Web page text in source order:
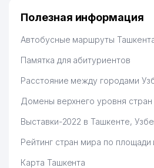
Hamida 03.08.2026 12:45:39
Полезная информация
Автобусные маршруты
Памятка для абитуриентов
Расстояние между городами
Домены верхнего уровня стран
Выставки-2022 в Ташкенте,
Рейтинг стран мира по
Карта Ташкента